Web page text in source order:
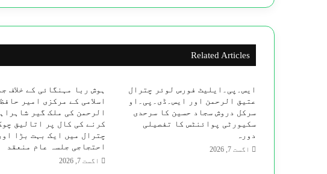
کا
معائنہ
Related Articles
ایس۔پی۔ایلیٹ فورس لوئر چترال
عتیق الرحمن اور ایس۔ڈی۔پی۔او
سرکل دروش سجاد حسین کا سرحدی
سکیورٹی پوائنٹس کا تفصیلی
دورہ
اگست 7, 2026
ہوش ربا مہنگائی کے خلاف
اسلامی کے مرکزی امیر
الرحمن کی ملک گیر
کرنے کی کال پر اتالیق
چترال میں ایک بہت بڑا اور
احتجاجی جلسہ عام منعقد
اگست 7, 2026